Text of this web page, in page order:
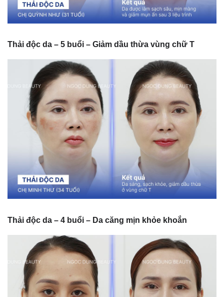
Thải độc da – 5 buổi – Giảm dầu thừa vùng chữ T
Thải độc da – 4 buổi – Da căng mịn khỏe khoắn